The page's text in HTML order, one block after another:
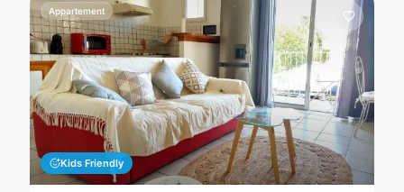
Appartement
Kids Friendly